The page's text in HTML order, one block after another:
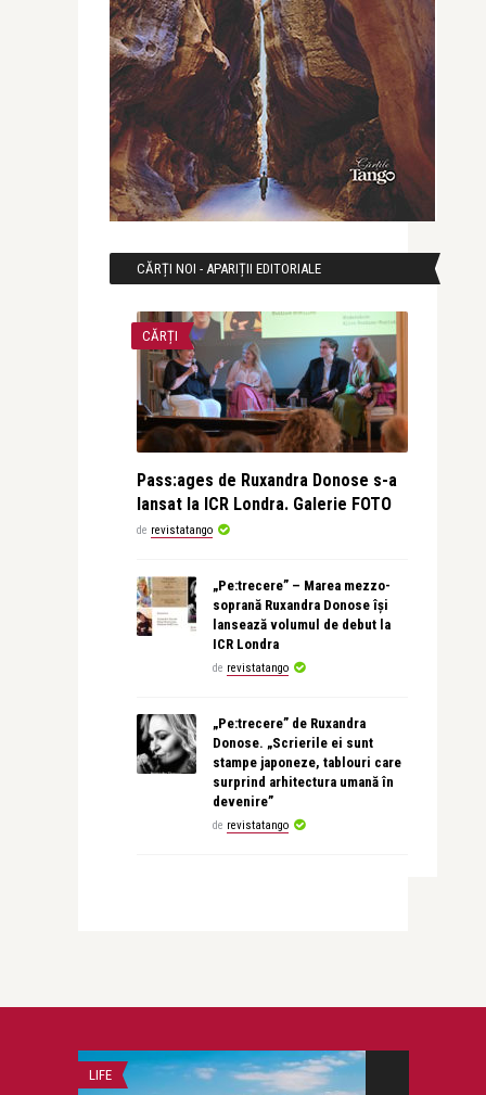
CĂRȚI NOI - APARIȚII EDITORIALE
CĂRȚI
Pass:ages de Ruxandra Donose s-a
lansat la ICR Londra. Galerie FOTO
de revistatango
„Pe:trecere” – Marea mezzo-
soprană Ruxandra Donose își
lansează volumul de debut la
ICR Londra
de revistatango
„Pe:trecere” de Ruxandra
Donose. „Scrierile ei sunt
stampe japoneze, tablouri care
surprind arhitectura umană în
devenire”
de revistatango
LIFE